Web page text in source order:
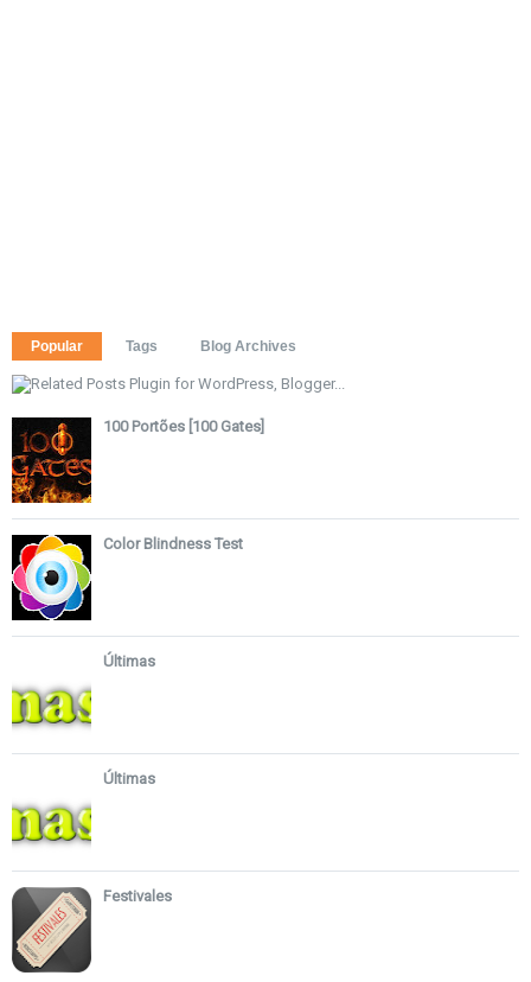
Popular Tags Blog Archives
100 Portões [100 Gates]
Color Blindness Test
Últimas
Últimas
Festivales